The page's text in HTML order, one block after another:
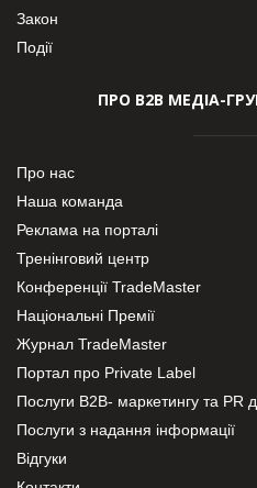
Закон
Події
ПРО В2В МЕДІА-
Про нас
Наша команда
Реклама на порталі
Тренінговий центр
Конференції TradeMaster
Національні Премії
Журнал TradeMaster
Портал про Private Label
Послуги В2В- маркетингу та PR
Послуги з надання інформації
Відгуки